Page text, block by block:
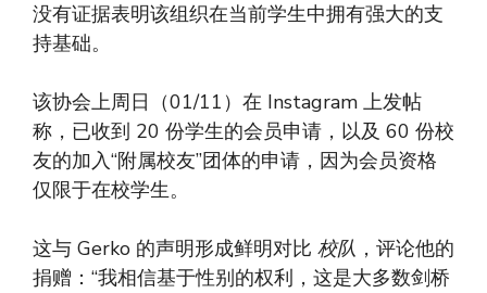
没有证据表明该组织在当前学生中拥有强大的支
持基础。
该协会上周日（01/11）在 Instagram 上发帖
称，已收到 20 份学生的会员申请，以及 60 份校
友的加入“附属校友”团体的申请，因为会员资格
仅限于在校学生。
这与 Gerko 的声明形成鲜明对比 校队 ，评论他的
捐赠：“我相信基于性别的权利，这是大多数剑桥